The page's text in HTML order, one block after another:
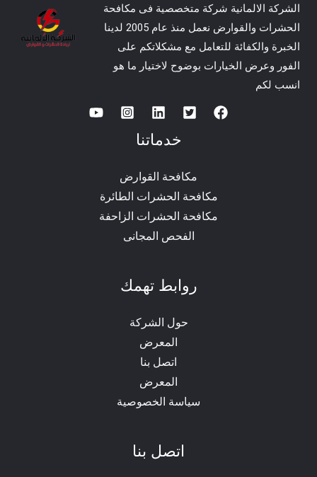
الشركة الالمانية شركة متخصصية فى مكافحة
الحشرات والقوارض نعمل منذ عام 2005 لدينا
الخبرة والكفائة للتعامل مع مشكلاتكم على
الفور وعرض الخيارات بوضوح لاختيار ما هو
انسب لكم
خدماتنا
مكافحة القوارض
مكافحة الحشرات الطائرة
مكافحة الحشرات الزاحفة
الفحص المجانى
روابط تهمك
حول الشركة
المعرض
اتصل بنا
المعرض
سياسة الخصوصية
اتصل بنا